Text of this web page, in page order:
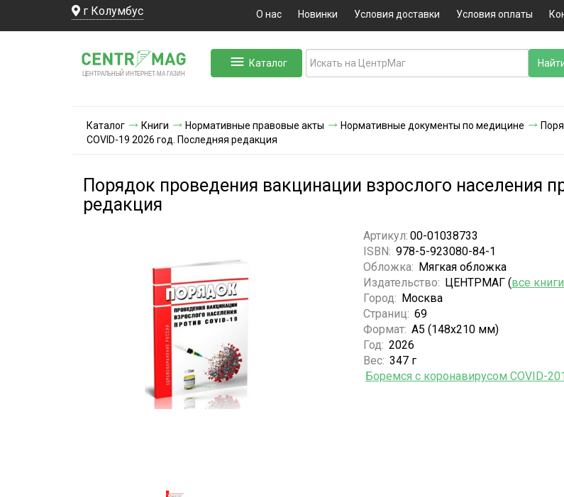
г Колумбус О нас Новинки Условия доставки Условия оплаты
ЦЕНТРАЛЬНЫЙ ИНТЕРНЕТ-МА ГАЗИН
Каталог
Каталог Книги Нормативные правовые акты Нормативные документы по медицине
COVID-19 2026 год. Последняя редакция
Порядок проведения вакцинации взрослого населения
редакция
Артикул: 00-01038733
ISBN: 978-5-923080-84-1
Обложка: Мягкая обложка
Издательство: ЦЕНТРМАГ (все
Город: Москва
Страниц: 69
Формат: А5 (148x210 мм)
Год: 2026
Вес: 347 г
Боремся с коронавирусом COVID-